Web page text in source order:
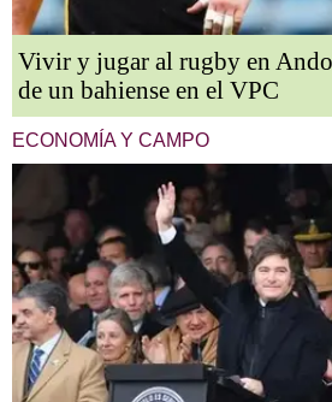
Vivir y jugar al rugby en
de un bahiense en el VPC
ECONOMÍA Y CAMPO